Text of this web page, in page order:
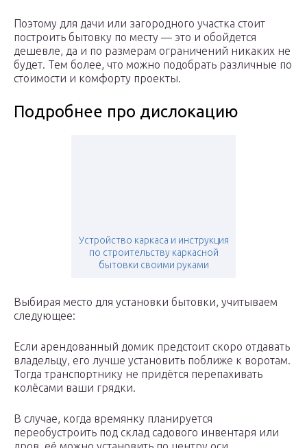
Поэтому для дачи или загородного участка стоит
построить бытовку по месту — это и обойдется
дешевле, да и по размерам ограничений никаких не
будет. Тем более, что можно подобрать различные по
стоимости и комфорту проекты.
Подробнее про дислокацию
Устройство каркаса и инструкция
по строительству каркасной
бытовки своими руками
Выбирая место для установки бытовки, учитываем
следующее:
Если арендованный домик предстоит скоро отдавать
владельцу, его лучше установить поближе к воротам.
Тогда транспортнику не придётся перепахивать
колёсами ваши грядки.
В случае, когда времянку планируется
переобустроить под склад садового инвентаря или